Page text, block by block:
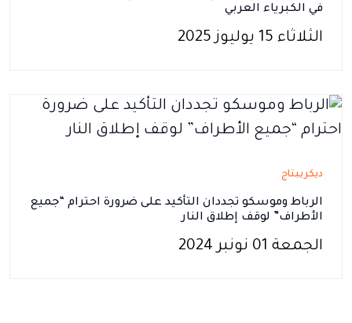
في الكبرياء العربي
الثلاثاء 15 يوليوز 2025
ديكريبتاج
الرباط وموسكو تجددان التأكيد على ضرورة احترام “جميع
الأطراف” لوقف إطلاق النار
الجمعة 01 نونبر 2024